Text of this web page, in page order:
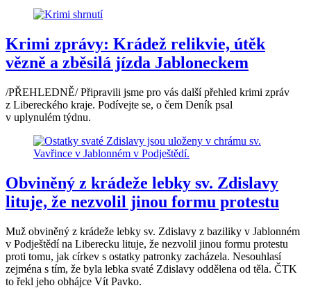
Krimi zprávy: Krádež relikvie, útěk
vězně a zběsilá jízda Jabloneckem
/PŘEHLEDNĚ/ Připravili jsme pro vás další přehled krimi zpráv
z Libereckého kraje. Podívejte se, o čem Deník psal
v uplynulém týdnu.
Obviněný z krádeže lebky sv. Zdislavy
lituje, že nezvolil jinou formu protestu
Muž obviněný z krádeže lebky sv. Zdislavy z baziliky v Jablonném
v Podještědí na Liberecku lituje, že nezvolil jinou formu protestu
proti tomu, jak církev s ostatky patronky zacházela. Nesouhlasí
zejména s tím, že byla lebka svaté Zdislavy oddělena od těla. ČTK
to řekl jeho obhájce Vít Pavko.